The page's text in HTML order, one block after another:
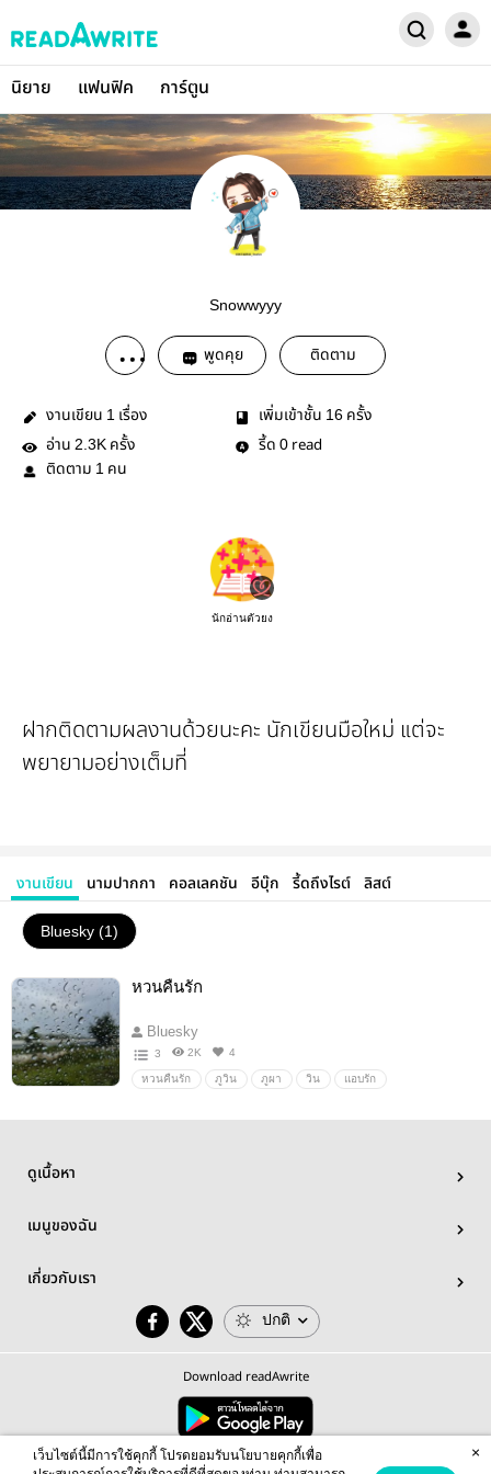
นิยาย แฟนฟิค การ์ตูน
Snowwyyy
พูดคุย ติดตาม
งานเขียน 1 เรื่อง เพิ่มเข้าชั้น 16 ครั้ง
อ่าน 2.3K ครั้ง รี้ด 0 read
ติดตาม 1 คน
นักอ่านตัวยง
ฝากติดตามผลงานด้วยนะคะ นักเขียนมือใหม่ แต่จะ
พยายามอย่างเต็มที่
งานเขียน นามปากกา คอลเลคชัน อีบุ๊ก รี้ดถึงไรต์ ลิสต์
Bluesky (1)
หวนคืนรัก
Bluesky
3 2K 4
หวนคืนรัก ภูวิน ภูผา วิน แอบรัก
ดูเนื้อหา
เมนูของฉัน
เกี่ยวกับเรา
ปกติ
Download readAwrite
© 2026 readAwrite.com by MEB Corporation Public Company Limited
เว็บไซต์นี้มีการใช้คุกกี้ โปรดยอมรับนโยบายคุกกี้เพื่อ
×